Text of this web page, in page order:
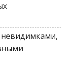
невидимками,